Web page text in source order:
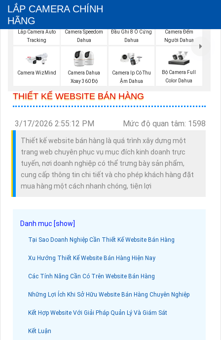
LẮP CAMERA CHÍNH
HÃNG
Lắp Camera Auto
Tracking
Camera Speedom
Dahua
Đầu Ghi 8 Ổ Cứng
Dahua
Camera Đếm
Người Dahua
Camera WizMind
Camera Dahua
Xoay 360 Độ
Camera Ip Có Thu
Ậm Dahua
Bộ Camera Full
Color Dahua
THIẾT KẾ WEBSITE BÁN HÀNG
3/17/2026 2:55:12 PM Mức độ quan tâm: 1598
Thiết kế website bán hàng là quá trình xây dựng một
trang web chuyên phục vụ mục đích kinh doanh trực
tuyến, nơi doanh nghiệp có thể trưng bày sản phẩm,
cung cấp thông tin chi tiết và cho phép khách hàng đặt
mua hàng một cách nhanh chóng, tiện lợi
Tại Sao Doanh Nghiệp Cần Thiết Kế Website Bán Hàng
Xu Hướng Thiết Kế Website Bán Hàng Hiện Nay
Các Tính Năng Cần Có Trên Website Bán Hàng
Những Lợi Ích Khi Sở Hữu Website Bán Hàng Chuyên Nghiệp
Kết Hợp Website Với Giải Pháp Quản Lý Và Giám Sát
Kết Luận